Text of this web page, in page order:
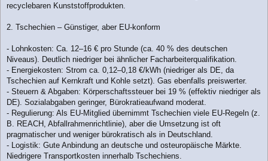
recyclebaren Kunststoffprodukten.
2. Tschechien – Günstiger, aber EU-konform
- Lohnkosten: Ca. 12–16 € pro Stunde (ca. 40 % des deutschen
Niveaus). Deutlich niedriger bei ähnlicher Facharbeiterqualifikation.
- Energiekosten: Strom ca. 0,12–0,18 €/kWh (niedriger als DE, da
Tschechien auf Kernkraft und Kohle setzt). Gas ebenfalls preiswerter.
- Steuern & Abgaben: Körperschaftssteuer bei 19 % (effektiv niedriger als
DE). Sozialabgaben geringer, Bürokratieaufwand moderat.
- Regulierung: Als EU-Mitglied übernimmt Tschechien viele EU-Regeln (z.
B. REACH, Abfallrahmenrichtlinie), aber die Umsetzung ist oft
pragmatischer und weniger bürokratisch als in Deutschland.
- Logistik: Gute Anbindung an deutsche und osteuropäische Märkte.
Niedrigere Transportkosten innerhalb Tschechiens.